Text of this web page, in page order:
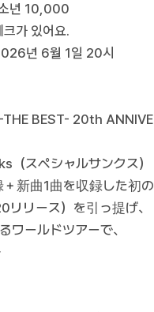
년 10,000
가 있어요.
년 6월 1일 20시
BEST- 20th
スペシャルサンクス）
新曲1曲を収録した初
リリース）を引っ提げ、
ールドツアーで、